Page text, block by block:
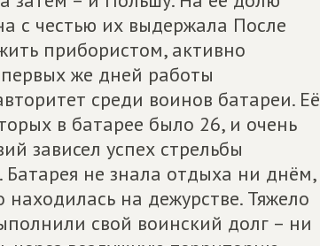
с честью их выдержала После
прибористом, активно
же дней работы
среди воинов батареи. Её
в батарее было 26, и очень
зависел успех стрельбы
не знала отдыха ни днём,
на дежурстве. Тяжело
свой воинский долг – ни